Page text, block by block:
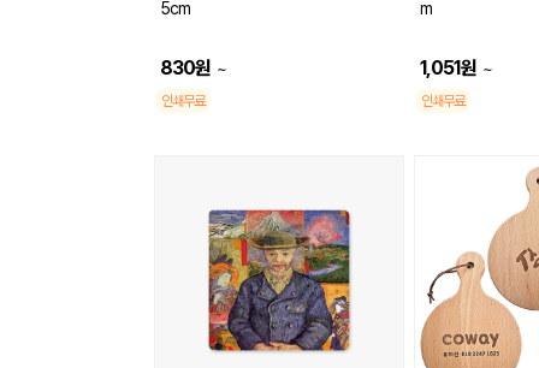
5cm
830원 ~
인쇄무료
m
1,051원 ~
인쇄무료